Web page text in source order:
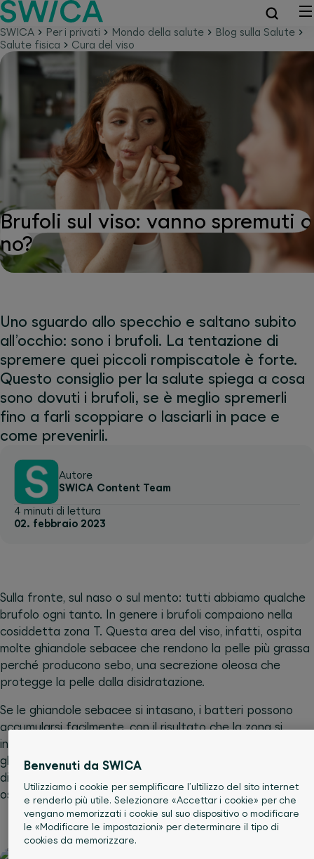
SWICA Per i privati Mondo della salute
Blog sulla Salute
Salute fisica
Cura del viso
Brufoli sul viso: vanno spremuti o
no?
Uno sguardo allo specchio e saltano subito
all’occhio: sono i brufoli. La tentazione di
spremere quei piccoli rompiscatole è forte.
Questo consiglio per la salute spiega a cosa
sono dovuti i brufoli, se è meglio spremerli
fino a farli scoppiare o lasciarli in pace e
come prevenirli.
Autore
SWICA Content Team
4 minuti di lettura
02. febbraio 2023
Sulla fronte, sul naso o sul mento: tutti abbiamo qualche
brufolo ogni tanto. In genere i brufoli compaiono nella
cosiddetta zona T. Questa area del viso, infatti, ospita
molte ghiandole sebacee che rendono la pelle più grassa
perché producono sebo, una secrezione oleosa che
protegge la pelle dalla disidratazione.
Se le ghiandole sebacee si intasano, i batteri possono
accumularsi facilmente, con il risultato che la zona si
infiamma. Il corpo reagisce all’infiammazione inviando
globuli bianchi per difendersi. Ciò provoca la formazione
di pus e la comparsa del brufolo. Le cause dei pori
ostruiti sono numerose.
Benvenuti da SWICA
Utilizziamo i cookie per semplificare l’ultilizzo del sito internet
e renderlo più utile. Selezionare «Accettar i cookie» per che
vengano memorizzati i cookie sul suo dispositivo o modificare
le «Modificare le impostazioni» per determinare il tipo di
cookies da memorizzare.